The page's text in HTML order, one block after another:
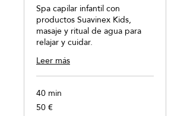
Spa capilar infantil con
productos Suavinex Kids,
masaje y ritual de agua para
relajar y cuidar.
Leer más
40 min
50
euros
50 €